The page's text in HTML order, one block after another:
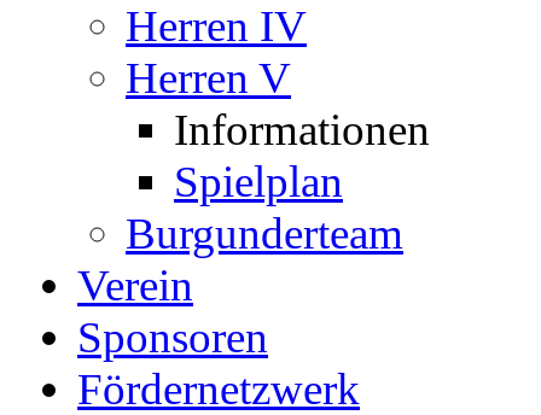
Herren IV
Herren V
Informationen
Spielplan
Burgunderteam
Verein
Sponsoren
Fördernetzwerk